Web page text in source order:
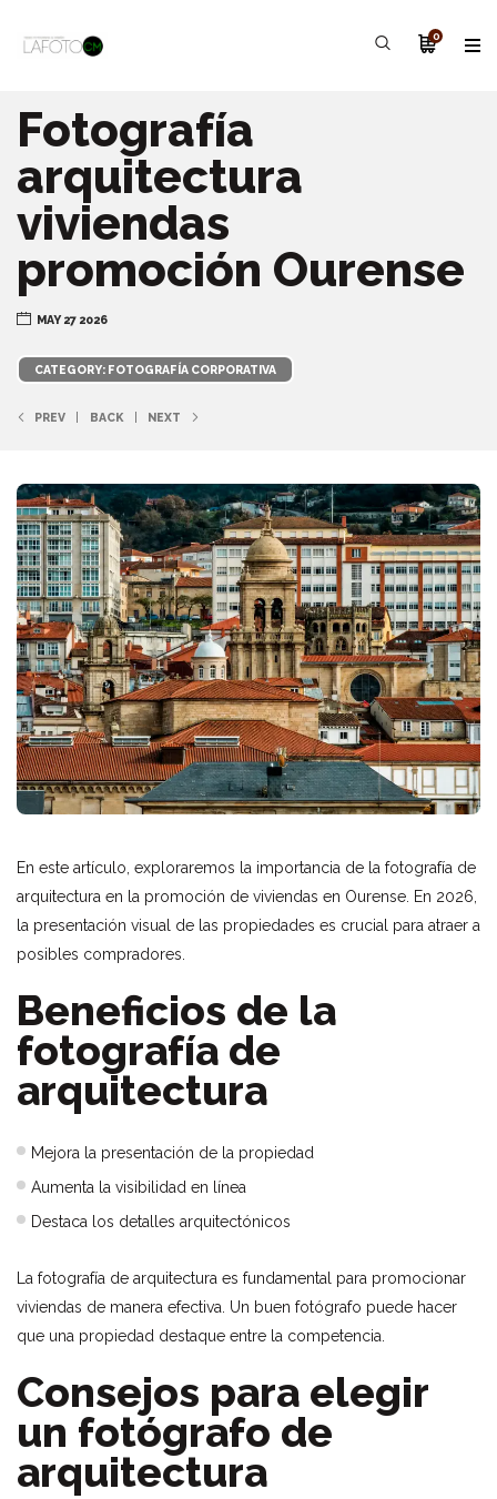
0
Fotografía
arquitectura
viviendas
promoción Ourense
MAY 27 2026
CATEGORY: FOTOGRAFÍA CORPORATIVA
PREV BACK NEXT
En este artículo, exploraremos la importancia de la fotografía de
arquitectura en la promoción de viviendas en Ourense. En 2026,
la presentación visual de las propiedades es crucial para atraer a
posibles compradores.
Beneficios de la
fotografía de
arquitectura
Mejora la presentación de la propiedad
Aumenta la visibilidad en línea
Destaca los detalles arquitectónicos
La fotografía de arquitectura es fundamental para promocionar
viviendas de manera efectiva. Un buen fotógrafo puede hacer
que una propiedad destaque entre la competencia.
Consejos para elegir
un fotógrafo de
arquitectura